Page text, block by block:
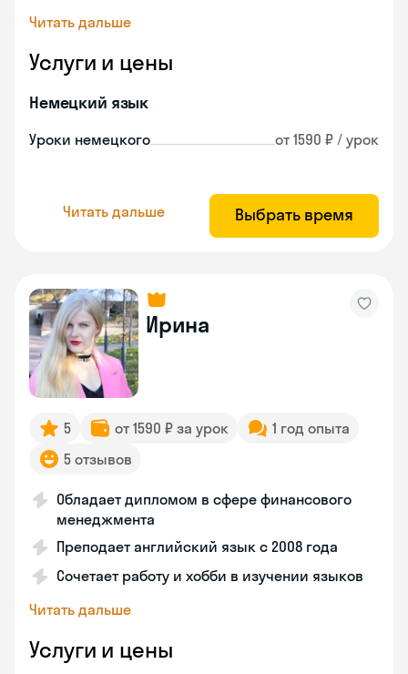
Читать дальше
Услуги и цены
Немецкий язык
Уроки немецкого от 1590 ₽ / урок
Читать дальше Выбрать время
Ирина
5 от 1590 ₽ за урок
1 год опыта
5 отзывов
Обладает дипломом в сфере финансового
менеджмента
Преподает английский язык с 2008 года
Сочетает работу и хобби в изучении языков
Читать дальше
Услуги и цены